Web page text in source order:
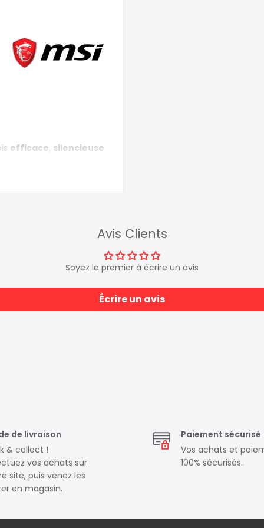
efficace, silencieuse
Avis Clients
Soyez le premier à écrire un avis
Écrire un avis
de livraison
& collect !
vos achats sur
site, puis venez les
en magasin.
Paiement sécurisé
Vos achats et
100% sécurisés.